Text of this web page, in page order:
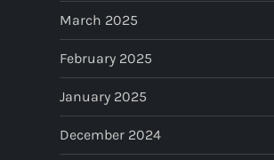
March 2025
February 2025
January 2025
December 2024